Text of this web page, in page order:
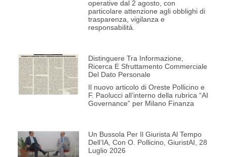
operative dal 2 agosto, con
particolare attenzione agli obblighi di
trasparenza, vigilanza e
responsabilità.
Distinguere Tra Informazione,
Ricerca E Sfruttamento Commerciale
Del Dato Personale
Il nuovo articolo di Oreste Pollicino e
F. Paolucci all’interno della rubrica “AI
Governance” per Milano Finanza
Un Bussola Per Il Giurista Al Tempo
Dell’IA, Con O. Pollicino, GiuristAI, 28
Luglio 2026